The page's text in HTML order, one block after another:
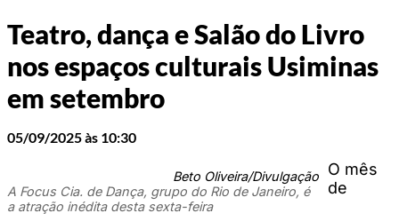
Teatro, dança e Salão do Livro
nos espaços culturais Usiminas
em setembro
05/09/2025 às 10:30
Beto Oliveira/Divulgação
A Focus Cia. de Dança, grupo do Rio de Janeiro, é
a atração inédita desta sexta-feira
O mês
de